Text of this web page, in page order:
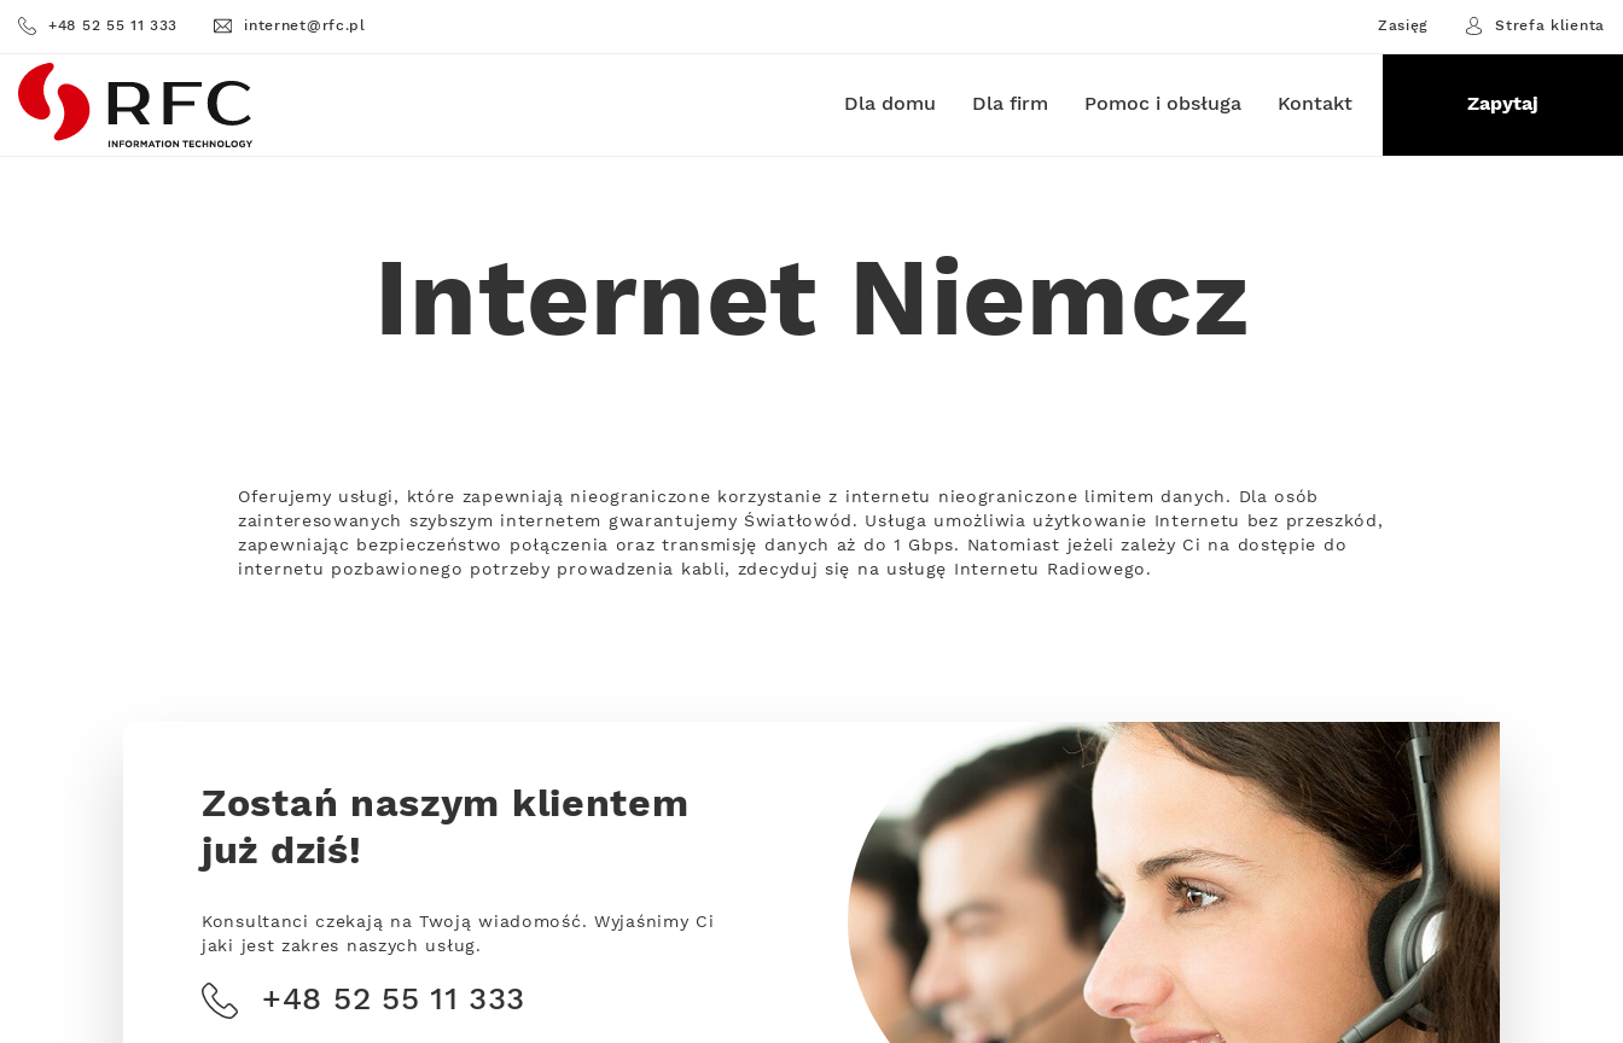
+48 52 55 11 333 internet@rfc.pl Zasięg Strefa klienta
RFC Dla domu Dla firm Pomoc i obsługa Kontakt Zapytaj
Internet Niemcz
Oferujemy usługi, które zapewniają nieograniczone korzystanie z internetu nieograniczone limitem danych. Dla osób
zainteresowanych szybszym internetem gwarantujemy Światłowód. Usługa umożliwia użytkowanie Internetu bez przeszkód,
zapewniając bezpieczeństwo połączenia oraz transmisję danych aż do 1 Gbps. Natomiast jeżeli zależy Ci na dostępie do
internetu pozbawionego potrzeby prowadzenia kabli, zdecyduj się na usługę Internetu Radiowego.
Zostań naszym klientem
już dziś!
Konsultanci czekają na Twoją wiadomość. Wyjaśnimy Ci
jaki jest zakres naszych usług.
+48 52 55 11 333